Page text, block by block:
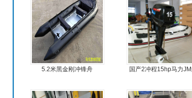
5.2米黑金刚冲锋舟
国产2冲程15hp马力